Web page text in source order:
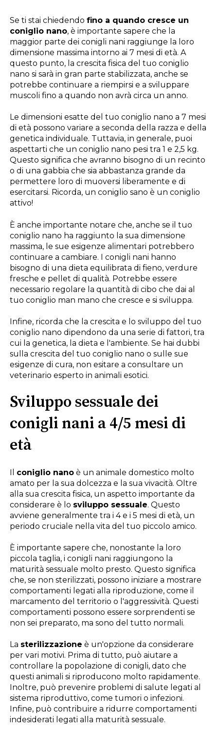
Se ti stai chiedendo fino a quando cresce un
coniglio nano, è importante sapere che la
maggior parte dei conigli nani raggiunge la loro
dimensione massima intorno ai 7 mesi di età. A
questo punto, la crescita fisica del tuo coniglio
nano si sarà in gran parte stabilizzata, anche se
potrebbe continuare a riempirsi e a sviluppare
muscoli fino a quando non avrà circa un anno.
Le dimensioni esatte del tuo coniglio nano a 7 mesi
di età possono variare a seconda della razza e della
genetica individuale. Tuttavia, in generale, puoi
aspettarti che un coniglio nano pesi tra 1 e 2,5 kg.
Questo significa che avranno bisogno di un recinto
o di una gabbia che sia abbastanza grande da
permettere loro di muoversi liberamente e di
esercitarsi. Ricorda, un coniglio sano è un coniglio
attivo!
È anche importante notare che, anche se il tuo
coniglio nano ha raggiunto la sua dimensione
massima, le sue esigenze alimentari potrebbero
continuare a cambiare. I conigli nani hanno
bisogno di una dieta equilibrata di fieno, verdure
fresche e pellet di qualità. Potrebbe essere
necessario regolare la quantità di cibo che dai al
tuo coniglio man mano che cresce e si sviluppa.
Infine, ricorda che la crescita e lo sviluppo del tuo
coniglio nano dipendono da una serie di fattori, tra
cui la genetica, la dieta e l'ambiente. Se hai dubbi
sulla crescita del tuo coniglio nano o sulle sue
esigenze di cura, non esitare a consultare un
veterinario esperto in animali esotici.
Sviluppo sessuale dei
conigli nani a 4/5 mesi di
età
Il coniglio nano è un animale domestico molto
amato per la sua dolcezza e la sua vivacità. Oltre
alla sua crescita fisica, un aspetto importante da
considerare è lo sviluppo sessuale. Questo
avviene generalmente tra i 4 e i 5 mesi di età, un
periodo cruciale nella vita del tuo piccolo amico.
È importante sapere che, nonostante la loro
piccola taglia, i conigli nani raggiungono la
maturità sessuale molto presto. Questo significa
che, se non sterilizzati, possono iniziare a mostrare
comportamenti legati alla riproduzione, come il
marcamento del territorio o l'aggressività. Questi
comportamenti possono essere sorprendenti se
non sei preparato, ma sono del tutto normali.
La sterilizzazione è un'opzione da considerare
per vari motivi. Prima di tutto, può aiutare a
controllare la popolazione di conigli, dato che
questi animali si riproducono molto rapidamente.
Inoltre, può prevenire problemi di salute legati al
sistema riproduttivo, come tumori o infezioni.
Infine, può contribuire a ridurre comportamenti
indesiderati legati alla maturità sessuale.